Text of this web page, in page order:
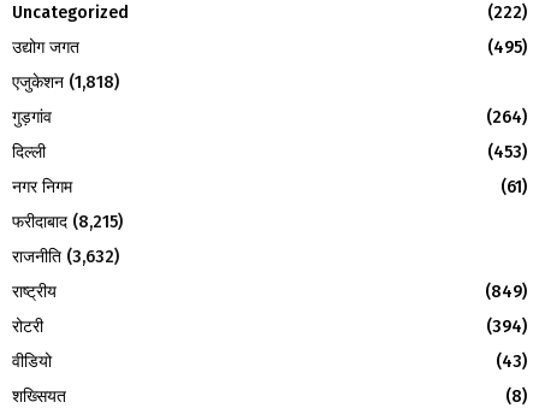
Uncategorized
(222)
उद्योग जगत
(495)
एजुकेशन (1,818)
गुड़गांव
(264)
दिल्ली
(453)
नगर निगम
(61)
फरीदाबाद (8,215)
राजनीति (3,632)
राष्ट्रीय
(849)
रोटरी
(394)
वीडियो
(43)
शख्सियत
(8)